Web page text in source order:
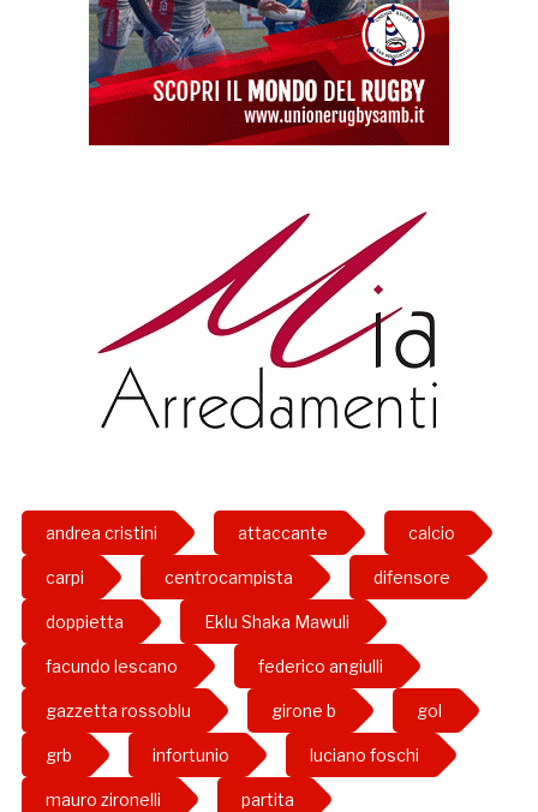
andrea cristini attaccante calcio
carpi centrocampista difensore
doppietta Eklu Shaka Mawuli
facundo lescano federico angiulli
gazzetta rossoblu girone b gol
grb infortunio luciano foschi
mauro zironelli partita